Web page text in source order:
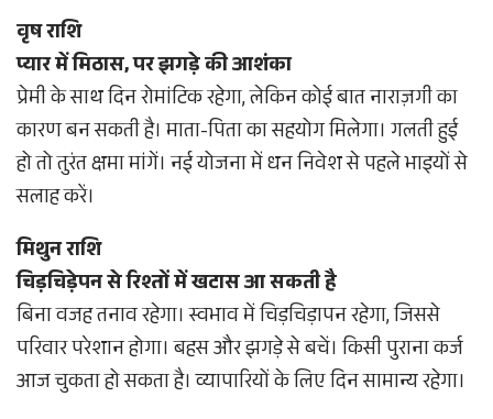
वृष राशि
प्यार में मिठास, पर झगड़े की आशंका
प्रेमी के साथ दिन रोमांटिक रहेगा, लेकिन कोई बात नाराज़गी का
कारण बन सकती है। माता-पिता का सहयोग मिलेगा। गलती हुई
हो तो तुरंत क्षमा मांगें। नई योजना में धन निवेश से पहले भाइयों से
सलाह करें।
मिथुन राशि
चिड़चिड़ेपन से रिश्तों में खटास आ सकती है
बिना वजह तनाव रहेगा। स्वभाव में चिड़चिड़ापन रहेगा, जिससे
परिवार परेशान होगा। बहस और झगड़े से बचें। किसी पुराना कर्ज
आज चुकता हो सकता है। व्यापारियों के लिए दिन सामान्य रहेगा।